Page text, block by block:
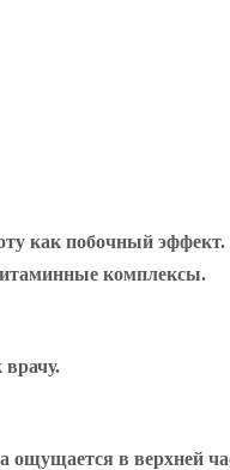
как побочный
комплексы.
ощущается в верхней